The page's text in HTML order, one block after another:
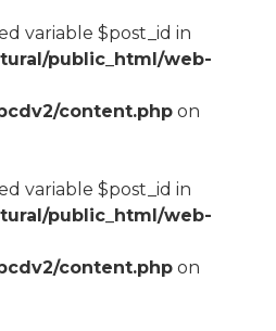
variable $post_id in
public_html/web-
content.phpon
variable $post_id in
public_html/web-
content.phpon